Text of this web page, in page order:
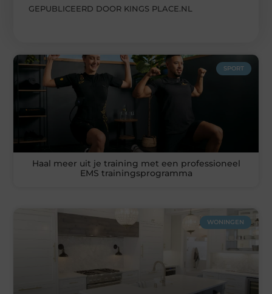
GEPUBLICEERD DOOR KINGS PLACE.NL
SPORT
Haal meer uit je training met een professioneel
EMS trainingsprogramma
WONINGEN